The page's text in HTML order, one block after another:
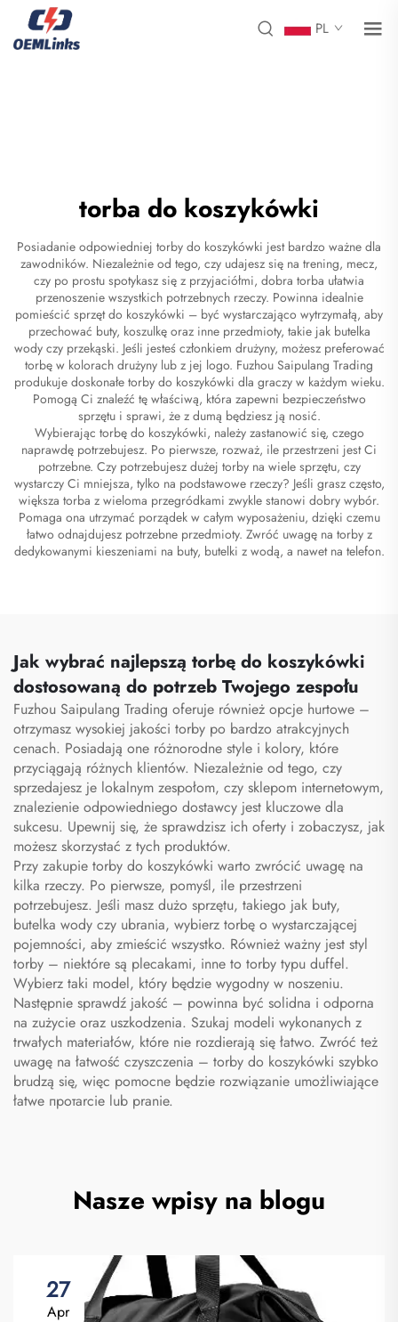
PL
torba do koszykówki
Posiadanie odpowiedniej torby do koszykówki jest bardzo ważne dla
zawodników. Niezależnie od tego, czy udajesz się na trening, mecz,
czy po prostu spotykasz się z przyjaciółmi, dobra torba ułatwia
przenoszenie wszystkich potrzebnych rzeczy. Powinna idealnie
pomieścić sprzęt do koszykówki – być wystarczająco wytrzymałą, aby
przechować buty, koszulkę oraz inne przedmioty, takie jak butelka
wody czy przekąski. Jeśli jesteś członkiem drużyny, możesz preferować
torbę w kolorach drużyny lub z jej logo. Fuzhou Saipulang Trading
produkuje doskonałe torby do koszykówki dla graczy w każdym wieku.
Pomogą Ci znaleźć tę właściwą, która zapewni bezpieczeństwo
sprzętu i sprawi, że z dumą będziesz ją nosić.
Wybierając torbę do koszykówki, należy zastanowić się, czego
naprawdę potrzebujesz. Po pierwsze, rozważ, ile przestrzeni jest Ci
potrzebne. Czy potrzebujesz dużej torby na wiele sprzętu, czy
wystarczy Ci mniejsza, tylko na podstawowe rzeczy? Jeśli grasz często,
większa torba z wieloma przegródkami zwykle stanowi dobry wybór.
Pomaga ona utrzymać porządek w całym wyposażeniu, dzięki czemu
łatwo odnajdujesz potrzebne przedmioty. Zwróć uwagę na torby z
dedykowanymi kieszeniami na buty, butelki z wodą, a nawet na telefon.
Jak wybrać najlepszą torbę do koszykówki
dostosowaną do potrzeb Twojego zespołu
Fuzhou Saipulang Trading oferuje również opcje hurtowe –
otrzymasz wysokiej jakości torby po bardzo atrakcyjnych
cenach. Posiadają one różnorodne style i kolory, które
przyciągają różnych klientów. Niezależnie od tego, czy
sprzedajesz je lokalnym zespołom, czy sklepom internetowym,
znalezienie odpowiedniego dostawcy jest kluczowe dla
sukcesu. Upewnij się, że sprawdzisz ich oferty i zobaczysz, jak
możesz skorzystać z tych produktów.
Przy zakupie torby do koszykówki warto zwrócić uwagę na
kilka rzeczy. Po pierwsze, pomyśl, ile przestrzeni
potrzebujesz. Jeśli masz dużo sprzętu, takiego jak buty,
butelka wody czy ubrania, wybierz torbę o wystarczającej
pojemności, aby zmieścić wszystko. Również ważny jest styl
torby – niektóre są plecakami, inne to torby typu duffel.
Wybierz taki model, który będzie wygodny w noszeniu.
Następnie sprawdź jakość – powinna być solidna i odporna
na zużycie oraz uszkodzenia. Szukaj modeli wykonanych z
trwałych materiałów, które nie rozdierają się łatwo. Zwróć też
uwagę na łatwość czyszczenia – torby do koszykówki szybko
brudzą się, więc pomocne będzie rozwiązanie umożliwiające
łatwe протarcie lub pranie.
Nasze wpisy na blogu
27
Apr